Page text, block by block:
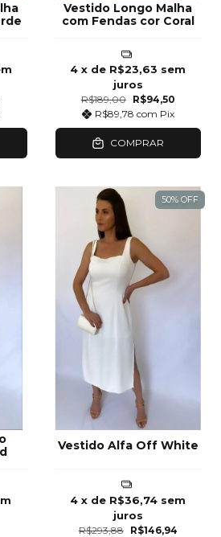
Vestido Longo Malha
com Fendas cor Coral
R$189,00
R$94,50
R$89,78 com Pix
4 x de R$23,63 sem
juros
COMPRAR
50% OFF
Vestido Alfa Off White
R$293,88
R$146,94
4 x de R$36,74 sem
juros